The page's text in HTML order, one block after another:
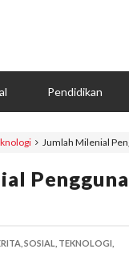
Pendidikan
Jumlah Milenial
SOSIAL, TEKNOLOGI,